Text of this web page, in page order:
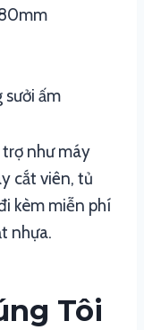
sưởi ấm
như máy
cắt viên, tủ
kèm miễn phí
nhựa.
Tôi